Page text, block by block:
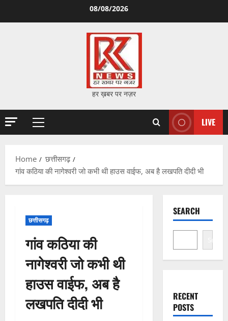
08/08/2026
हर ख़बर पर नज़र
Primary
LIVE
Home
छत्तीसगढ़
गांव कठिया की नागेश्वरी जो कभी थी हाउस वाईफ, अब है लखपति दीदी भी
छत्तीसगढ़
गांव कठिया की
नागेश्वरी जो कभी थी
हाउस वाईफ, अब है
लखपति दीदी भी
SEARCH
Search
RECENT
POSTS